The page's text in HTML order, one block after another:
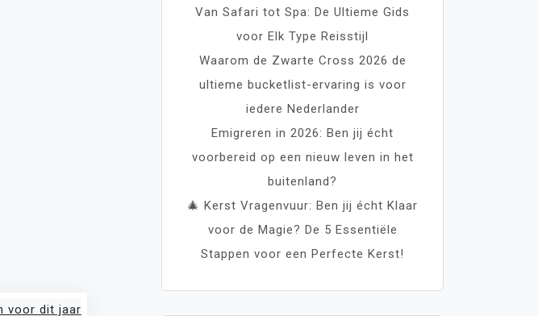
Van Safari tot Spa: De Ultieme Gids
voor Elk Type Reisstijl
Waarom de Zwarte Cross 2026 de
ultieme bucketlist-ervaring is voor
iedere Nederlander
Emigreren in 2026: Ben jij écht
voorbereid op een nieuw leven in het
buitenland?
🎄 Kerst Vragenvuur: Ben jij écht Klaar
voor de Magie? De 5 Essentiële
Stappen voor een Perfecte Kerst!